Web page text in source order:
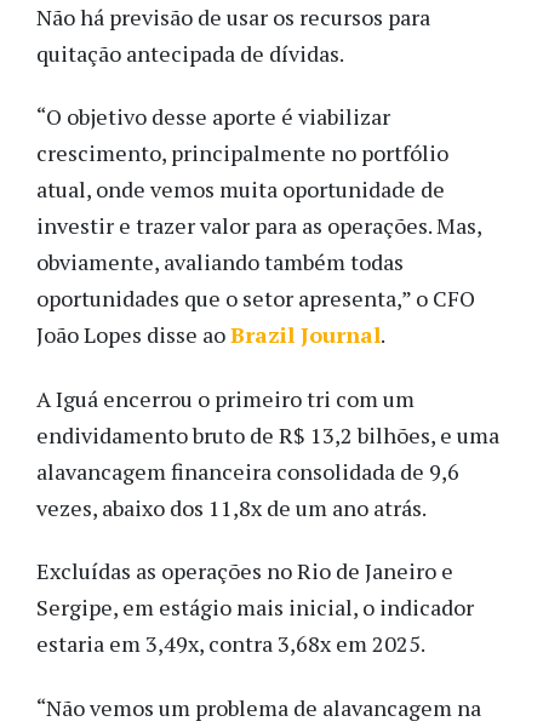
Não há previsão de usar os recursos para
quitação antecipada de dívidas.
“O objetivo desse aporte é viabilizar
crescimento, principalmente no portfólio
atual, onde vemos muita oportunidade de
investir e trazer valor para as operações. Mas,
obviamente, avaliando também todas
oportunidades que o setor apresenta,” o CFO
João Lopes disse aoBrazil Journal.
A Iguá encerrou o primeiro tri com um
endividamento bruto de R$ 13,2 bilhões, e uma
alavancagem financeira consolidada de 9,6
vezes, abaixo dos 11,8x de um ano atrás.
Excluídas as operações no Rio de Janeiro e
Sergipe, em estágio mais inicial, o indicador
estaria em 3,49x, contra 3,68x em 2025.
“Não vemos um problema de alavancagem na